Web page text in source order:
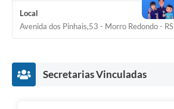
Galeria de Vídeos
Projetos
Links
R.H
Local
Avenida dos Pinhais,53 - Morro Redondo - RS
Secretarias Vinculadas